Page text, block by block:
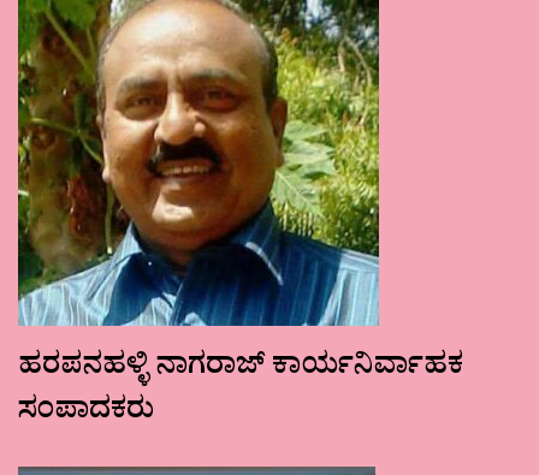
ಹರಪನಹಳ್ಳಿ ನಾಗರಾಜ್ ಕಾರ್ಯನಿರ್ವಾಹಕ
ಸಂಪಾದಕರು